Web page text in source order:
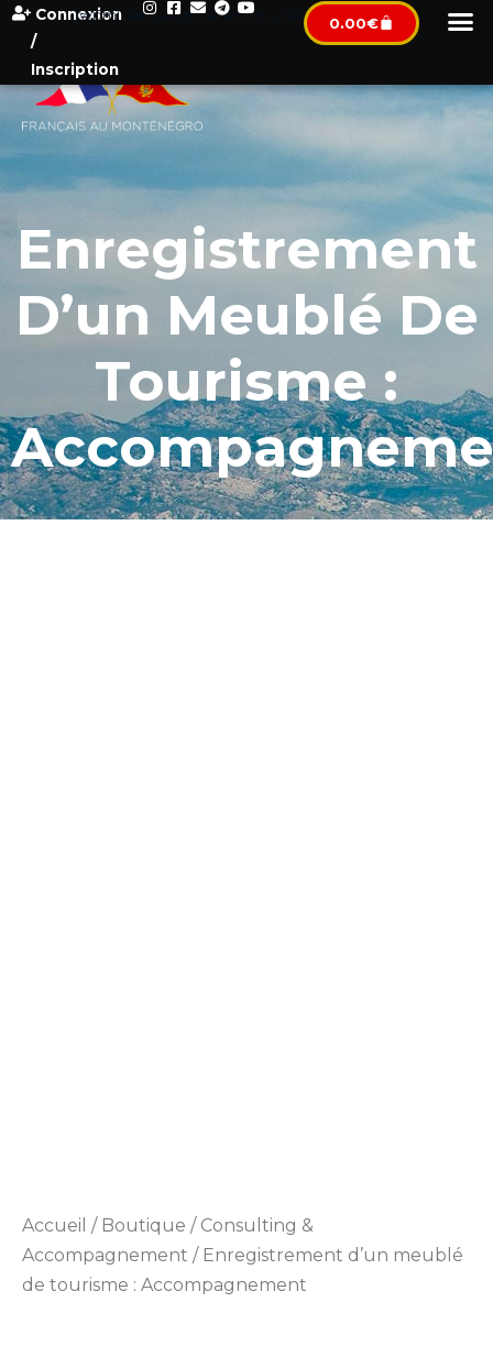
Connexion
/
Inscription
[wpml_language_selector_widget] 0.00€
Enregistrement
D’un Meublé De
Tourisme :
Accueil / Boutique / Consulting &
Accompagnement / Enregistrement d’un meublé
de tourisme : Accompagnement